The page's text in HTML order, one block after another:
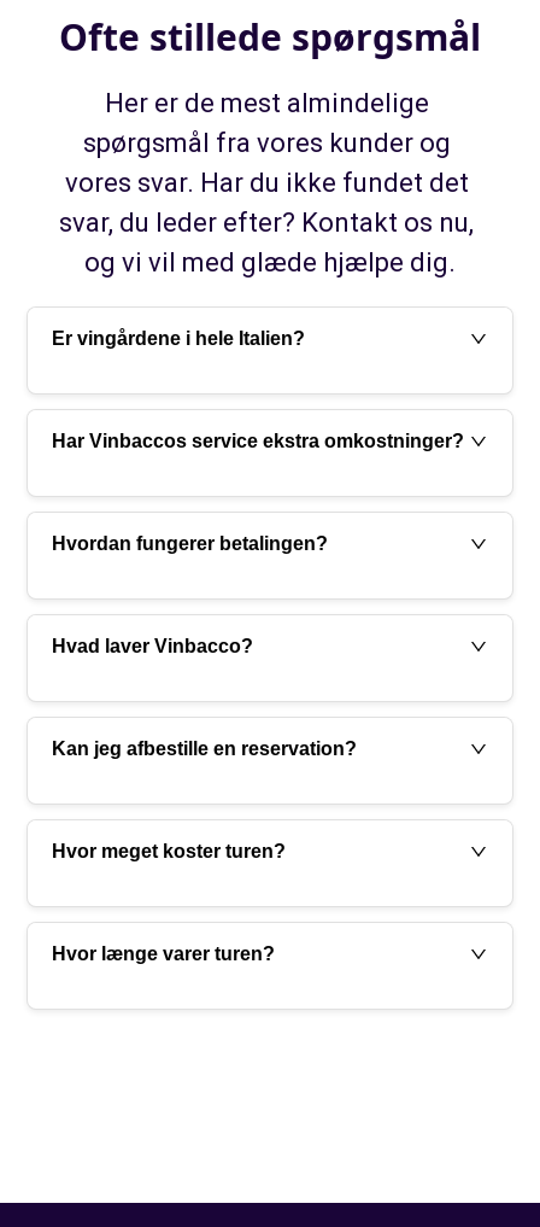
Ofte stillede spørgsmål
Her er de mest almindelige
spørgsmål fra vores kunder og
vores svar. Har du ikke fundet det
svar, du leder efter? Kontakt os nu,
og vi vil med glæde hjælpe dig.
Er vingårdene i hele Italien?
Har Vinbaccos service ekstra omkostninger?
Hvordan fungerer betalingen?
Hvad laver Vinbacco?
Kan jeg afbestille en reservation?
Hvor meget koster turen?
Hvor længe varer turen?